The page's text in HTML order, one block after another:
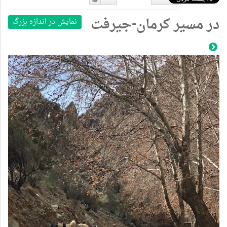
دوست
دارم
دوست
نداشتن
در مسیر کرمان-جیرفت نمایش در اندازه بزرگ